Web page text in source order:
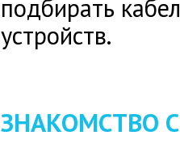
подбирать
устройств.
ЗНАКОМСТВО С